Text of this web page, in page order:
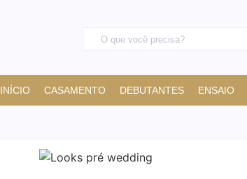
INÍCIO CASAMENTO DEBUTANTES ENSAIO